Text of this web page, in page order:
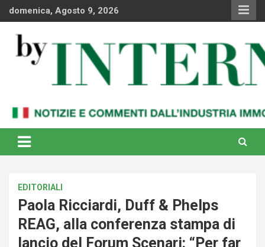
Skipdomenica, Agosto 9, 2026
By Internews
internazionale
EDITORIALI
Paola Ricciardi, Duff & Phelps
REAG, alla conferenza stampa di
lancio del Forum Scenari: “Per far